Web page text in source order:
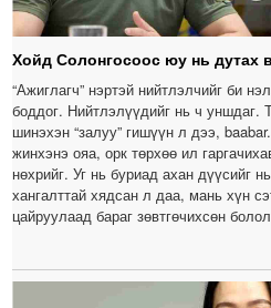
Хойд Солонгосоос юу нь дутах
“Ажиглагч” нэртэй нийтлэлчийг би
боддог. Нийтлэлүүдийг нь ч уншдаг.
шинэхэн “залуу” гишүүн л дээ,
жинхэнэ ояа, орк төрхөө ил
нөхрийг. Уг нь буриад ахан дүүсийг
хангалттай хядсан л даа, мань хүн
цайруулаад бараг зөвтгөчихсөн